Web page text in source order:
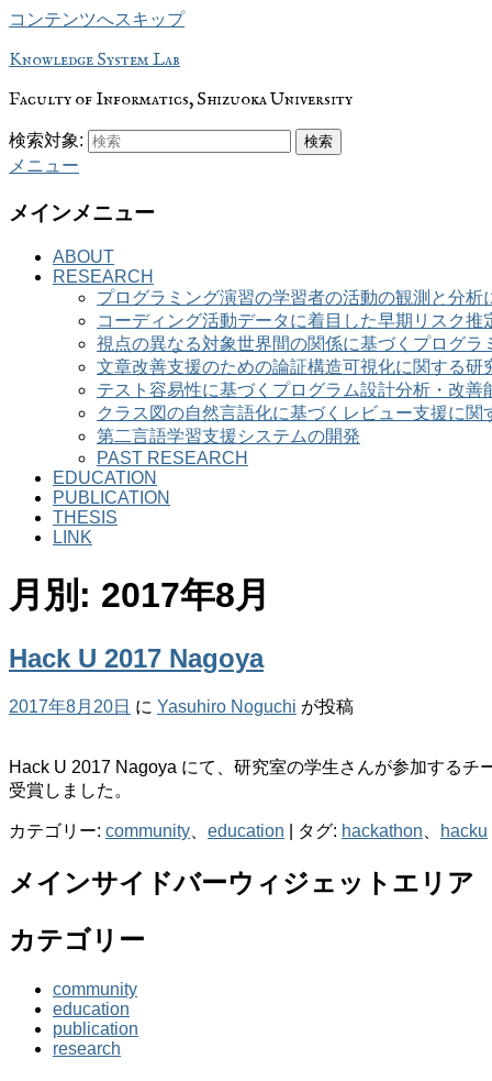
コンテンツへスキップ
Knowledge System Lab
Faculty of Informatics, Shizuoka University
検索対象: 検索
メニュー
メインメニュー
ABOUT
RESEARCH
プログラミング演習の学習者の活動の観測と分析
コーディング活動データに着目した早期リスク推
視点の異なる対象世界間の関係に基づくプログ
文章改善支援のための論証構造可視化に関する研
テスト容易性に基づくプログラム設計分析・改善
クラス図の自然言語化に基づくレビュー支援に関
第二言語学習支援システムの開発
PAST RESEARCH
EDUCATION
PUBLICATION
THESIS
LINK
月別: 2017年8月
Hack U 2017 Nagoya
2017年8月20日 に Yasuhiro Noguchi が投稿
Hack U 2017 Nagoya にて、研究室の学生さんが参加する
受賞しました。
カテゴリー: community education タグ: hackathon hacku
メインサイドバーウィジェットエリア
カテゴリー
community
education
publication
research